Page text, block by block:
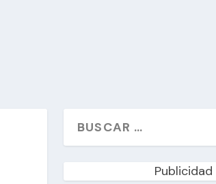
Publicidad